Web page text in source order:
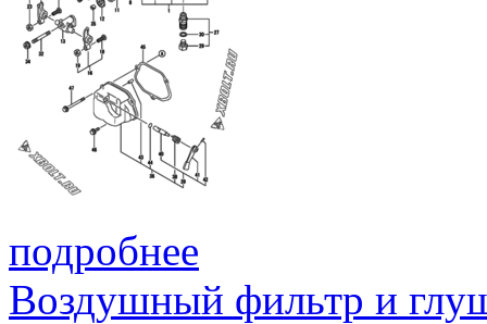
подробнее
Воздушный фильтр и